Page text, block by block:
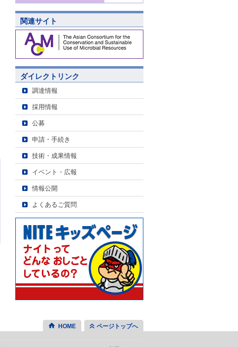
関連サイト
ダイレクトリンク
調達情報
採用情報
公募
申請・手続き
技術・成果情報
イベント・広報
情報公開
よくあるご質問
HOME ページトップへ